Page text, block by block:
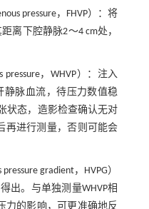
pressure，FHVP）：将
离下腔静脉2～4 cm处，
pressure，WHVP）：注入
静脉血流，待压力数值稳
状态，造影检查确认无对
再进行测量，否则可能会
gradient，HVPG）
得出。与单独测量WHVP相
力的影响，可更准确地反